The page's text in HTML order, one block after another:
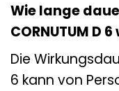
Wie lange
CORNUTUM D
Die
6 kann von